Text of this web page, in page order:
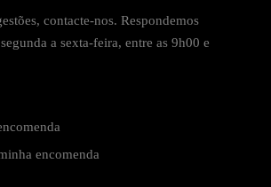
contacte-nos. Respondemos
a sexta-feira, entre as 9h00 e
encomenda